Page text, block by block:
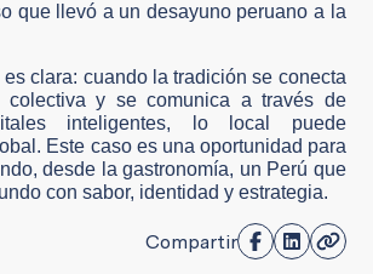
que llevó a un desayuno peruano a la
clara: cuando la tradición se conecta
colectiva y se comunica a través de
inteligentes, lo local puede
Este caso es una oportunidad para
desde la gastronomía, un Perú que
con sabor, identidad y estrategia.
Compartir